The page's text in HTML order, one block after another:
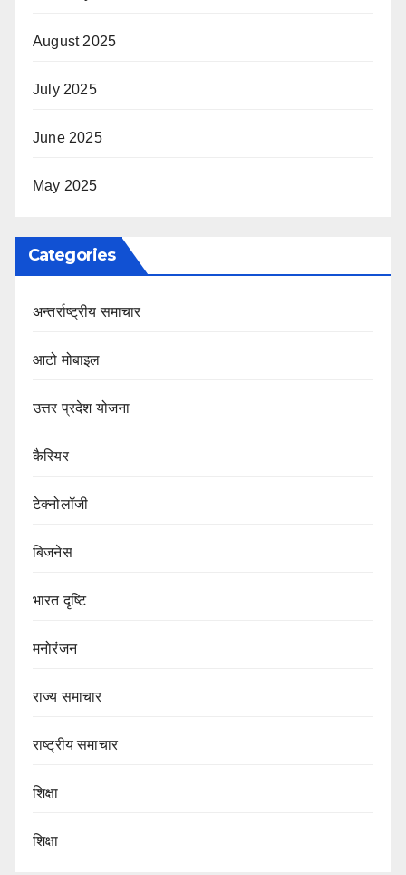
August 2025
July 2025
June 2025
May 2025
Categories
अन्तर्राष्ट्रीय समाचार
आटो मोबाइल
उत्तर प्रदेश योजना
कैरियर
टेक्नोलॉजी
बिजनेस
भारत दृष्टि
मनोरंजन
राज्य समाचार
राष्ट्रीय समाचार
शिक्षा
शिक्षा